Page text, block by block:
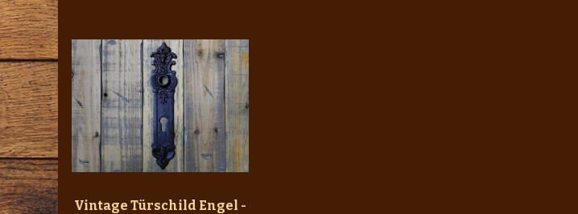
Vintage Türschild Engel -